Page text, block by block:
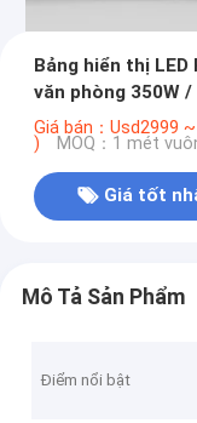
Bảng hiển thị
văn phòng 350W /
Giá bán：Usd2999
) MOQ：1 mét
Giá tốt
Mô Tả Sản Phẩm
Điểm nổi bật